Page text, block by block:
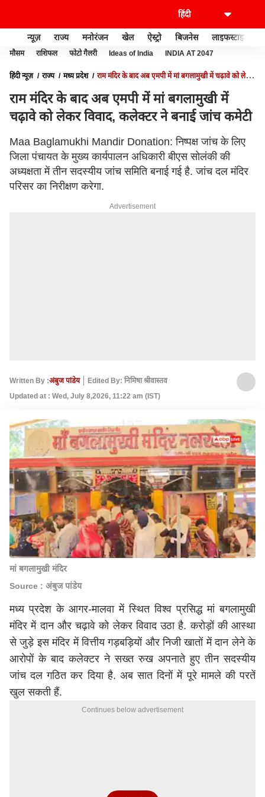
न्यूज़ राज्य मनोरंजन खेल ऐस्ट्रो बिजनेस लाइफस्टाइल
मौसम राशिफल फोटो गैलरी Ideas of India INDIA AT 2047
हिंदी न्यूज़ राज्य मध्य प्रदेश
राम मंदिर के बाद अब एमपी में मां बगलामुखी में चढ़ावे को लेकर
राम मंदिर के बाद अब एमपी में मां बगलामुखी में
चढ़ावे को लेकर विवाद, कलेक्टर ने बनाई जांच कमेटी
Maa Baglamukhi Mandir Donation: निष्पक्ष जांच के लिए
जिला पंचायत के मुख्य कार्यपालन अधिकारी बीएस सोलंकी की
अध्यक्षता में तीन सदस्यीय जांच समिति बनाई गई है. जांच दल मंदिर
परिसर का निरीक्षण करेगा.
Advertisement
Written By :अंबुज पांडेय
Edited By: निमिषा श्रीवास्तव
Updated at : Wed, July 8,2026, 11:22 am (IST)
मां बगलामुखी मंदिर
Source : अंबुज पांडेय
मध्य प्रदेश के आगर-मालवा में स्थित विश्व प्रसिद्ध मां बगलामुखी
मंदिर में दान और चढ़ावे को लेकर विवाद उठा है. करोड़ों की आस्था
से जुड़े इस मंदिर में वित्तीय गड़बड़ियों और निजी खातों में दान लेने के
आरोपों के बाद कलेक्टर ने सख्त रुख अपनाते हुए तीन सदस्यीय
जांच दल गठित कर दिया है. अब सात दिनों में पूरे मामले की परतें
खुल सकती हैं.
Continues below advertisement